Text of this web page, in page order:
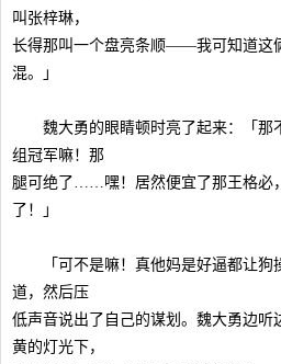
叫张梓琳，
长得那叫一个盘亮条顺——我可知道这
混。」
魏大勇的眼睛顿时亮了起来：「那
组冠军嘛！那
腿可绝了……嘿！居然便宜了那王格必
了！」
「可不是嘛！真他妈是好逼都让狗
道，然后压
低声音说出了自己的谋划。魏大勇边听
黄的灯光下，